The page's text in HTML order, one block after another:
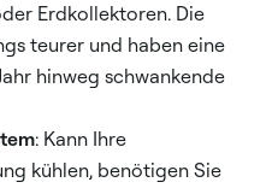
Erdkollektoren. Die
teurer und haben eine
hinweg schwankende
: Kann Ihre
kühlen, benötigen Sie